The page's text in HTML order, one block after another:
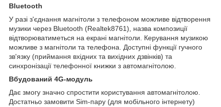
Bluetooth
У разі з'єднання магнітоли з телефоном можливе відтворення
музики через Bluetooth (Realtek8761), назва композиції
відтворюватиметься на екрані магнітоли. Керування музикою
можливе з магнітоли та телефона. Доступні функції гучного
зв'язку (приймання вхідних та вихідних дзвінків) та
синхронізації телефонної книжки з автомагнітолою.
Вбудований 4G-модуль
Дає змогу значно спростити користування автомагнітолою.
Достатньо замовити Sim-пару (для мобільного інтернету)